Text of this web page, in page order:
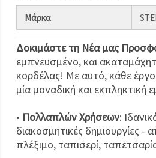
Ρυθμίσεις
Μάρκα
Δοκιμάστε τη Νέα μας
εμπνευσμένο, και
κορδέλας! Με αυτό, κάθε
μία μοναδική και εκπληκτική
• Πολλαπλών Χρήσεων:
διακοσμητικές δημιουργίες -
πλέξιμο, ταπισερί,